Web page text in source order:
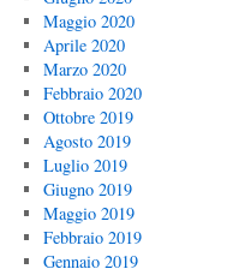
Maggio 2020
Aprile 2020
Marzo 2020
Febbraio 2020
Ottobre 2019
Agosto 2019
Luglio 2019
Giugno 2019
Maggio 2019
Febbraio 2019
Gennaio 2019